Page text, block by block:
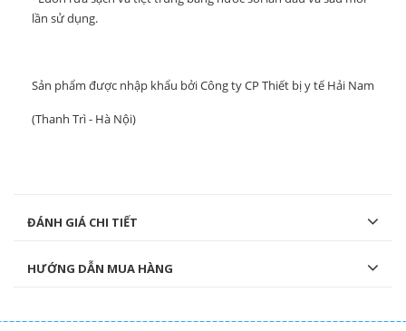
lần sử dụng.
Sản phẩm được nhập khẩu bởi Công ty CP Thiết bị y tế Hải Nam
(Thanh Trì - Hà Nội)
ĐÁNH GIÁ CHI TIẾT
HƯỚNG DẪN MUA HÀNG